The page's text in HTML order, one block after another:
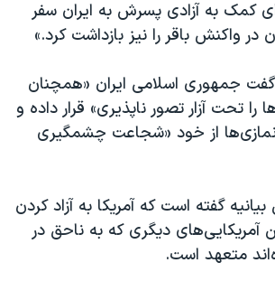
کمک به آزادی پسرش به ایران سفر
در واکنش باقر را نیز بازداشت کرد.»
گفت جمهوری اسلامی ایران «همچنان
را تحت آزار تصور ناپذیری» قرار داده و
از خود «شجاعت چشمگیری
گفته است که آمریکا به آزاد کردن
آمریکایی‌‌های دیگری که به ناحق در
متعهد است.